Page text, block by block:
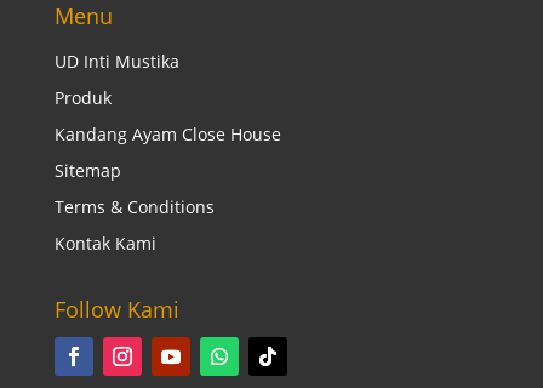
Menu
UD Inti Mustika
Produk
Kandang Ayam Close House
Sitemap
Terms & Conditions
Kontak Kami
Follow Kami